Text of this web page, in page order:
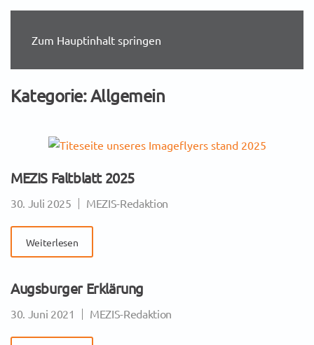
Zum Hauptinhalt springen
Kategorie:Allgemein
MEZIS Faltblatt 2025
30. Juli 2025 MEZIS-Redaktion
Weiterlesen
Augsburger Erklärung
30. Juni 2021 MEZIS-Redaktion